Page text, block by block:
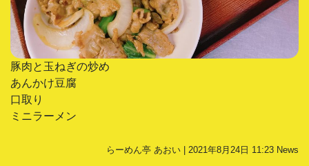
豚肉と玉ねぎの炒め
あんかけ豆腐
口取り
ミニラーメン
らーめん亭 あおい | 2021年8月24日 11:23 News